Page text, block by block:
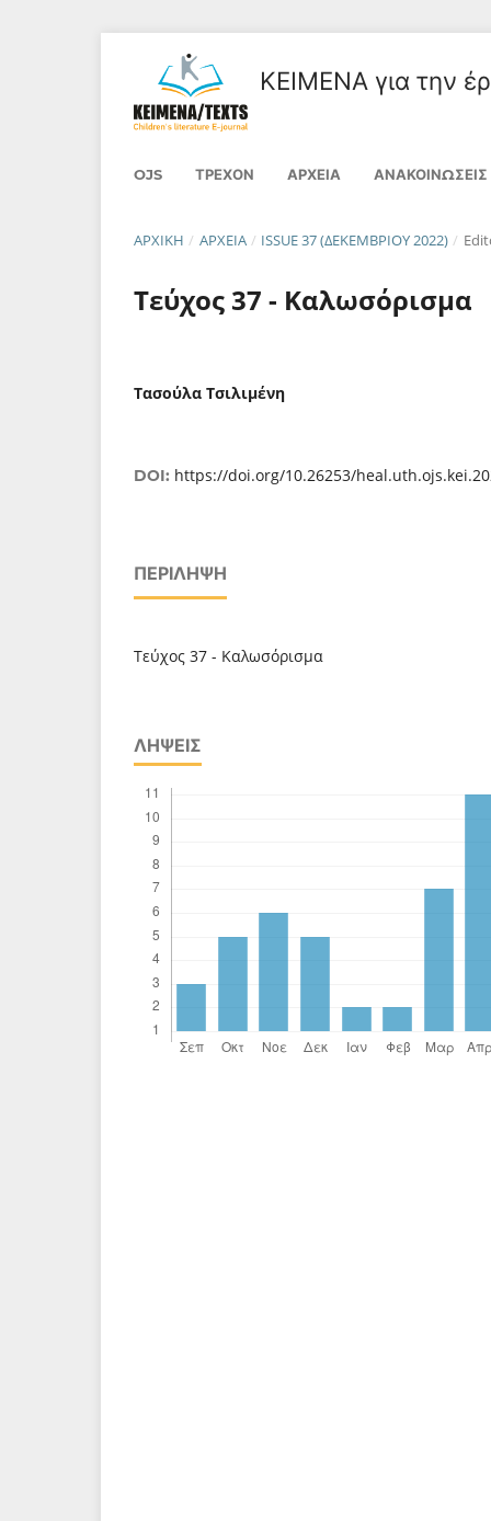
ΚΕΙΜΕΝΑ για την
OJS ΤΡΈΧΟΝ ΑΡΧΕΊΑ ΑΝΑΚΟΙΝΏΣΕΙΣ
ΑΡΧΙΚΉ / ΑΡΧΕΊΑ / ISSUE 37 (ΔΕΚΕΜΒΡΊΟΥ 2022) /
Τεύχος 37 - Καλωσόρισμα
Τασούλα Τσιλιμένη
DOI: https://doi.org/10.26253/
ΠΕΡΊΛΗΨΗ
Τεύχος 37 - Καλωσόρισμα
ΛΉΨΕΙΣ